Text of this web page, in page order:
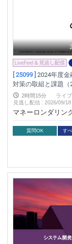
[ 25099 ] 2024年度
対策の取組と課題（
2時間15分 ライ
見逃し配信 :2026/09/
マネーロンダリン
当局の動向、有効
質問OK す